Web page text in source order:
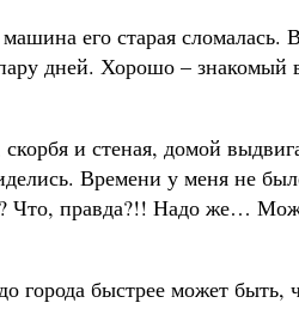
его старая сломалась.
дней. Хорошо –
и стеная, домой
Времени у меня не
Что, правда?!! Надо же…
города быстрее может быть,